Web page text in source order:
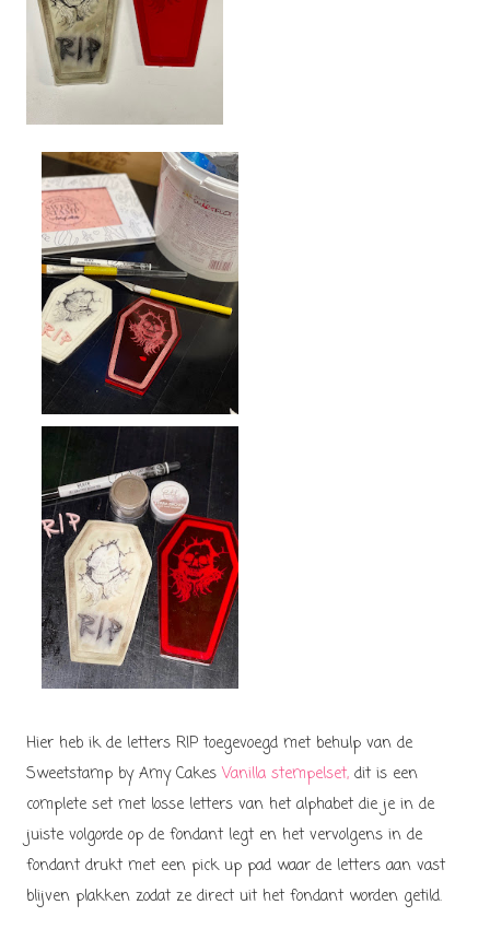
Hier heb ik de letters RIP toegevoegd met behulp van de
Sweetstamp by Amy CakesVanilla stempelset, dit is een
complete set met losse letters van het alphabet die je in de
juiste volgorde op de fondant legt en het vervolgens in de
fondant drukt met een pick up pad waar de letters aan vast
blijven plakken zodat ze direct uit het fondant worden getild.